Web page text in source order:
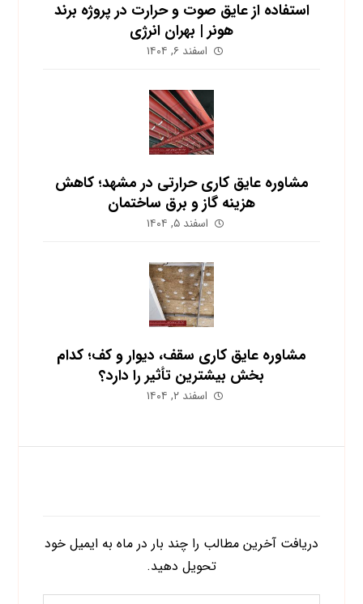
استفاده از عایق صوت و حرارت در پروژه برند
هونر | بهران انرژی
اسفند ۶, ۱۴۰۴
مشاوره عایق کاری حرارتی در مشهد؛ کاهش
هزینه گاز و برق ساختمان
اسفند ۵, ۱۴۰۴
مشاوره عایق کاری سقف، دیوار و کف؛ کدام
بخش بیشترین تأثیر را دارد؟
اسفند ۲, ۱۴۰۴
دریافت آخرین مطالب را چند بار در ماه به ایمیل خود
تحویل دهید.